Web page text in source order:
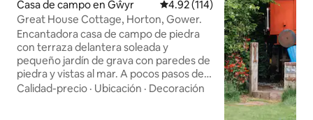
Casa de campo en Gŵyr Calificación promedio: 4.92 de
4.92 (114)
Great House Cottage, Horton, Gower.
Encantadora casa de campo de piedra
con terraza delantera soleada y
pequeño jardín de grava con paredes de
piedra y vistas al mar. A pocos pasos de
la colina (empinada) hasta la playa.
Calidad-precio · Ubicación · Decoración